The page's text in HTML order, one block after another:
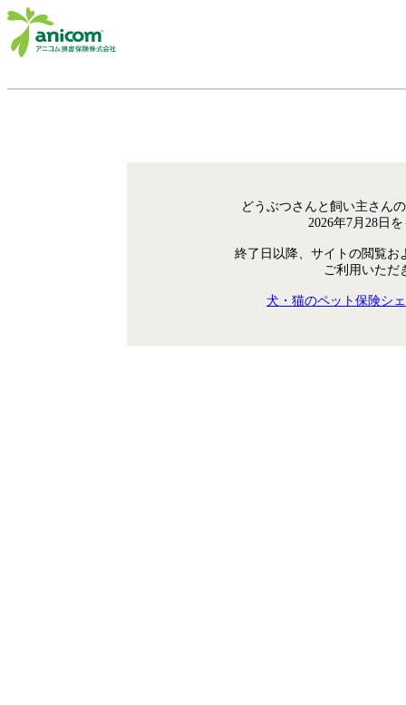
どうぶつさんと飼い主さん
2026年7月28日
終了日以降、サイトの閲覧お
ご利用いただ
犬・猫のペット保険シ